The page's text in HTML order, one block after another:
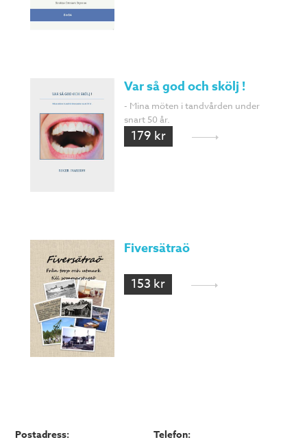
Var så god och skölj !
- Mina möten i tandvården under
snart 50 år.
179 kr
Fiversätraö
153 kr
Postadress: Telefon: